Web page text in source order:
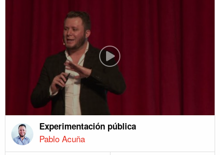
Experimentación pública
Pablo Acuña